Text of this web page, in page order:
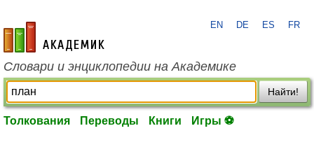
academic.ru
EN DE ES FR
Словари и энциклопедии на Академике
Найти!
Толкования Переводы Книги Игры ⚽